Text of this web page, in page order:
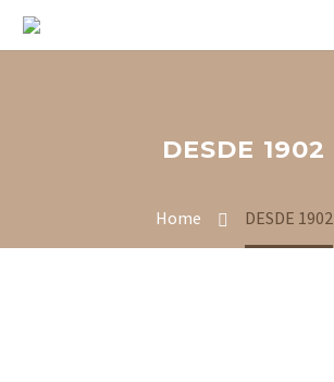
DESDE 1902
Home DESDE 1902